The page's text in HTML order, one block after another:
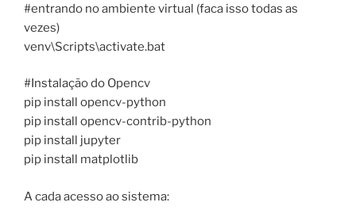
#entrando no ambiente virtual (faca isso todas as
vezes)
venv\Scripts\activate.bat
#Instalação do Opencv
pip install opencv-python
pip install opencv-contrib-python
pip install jupyter
pip install matplotlib
A cada acesso ao sistema: